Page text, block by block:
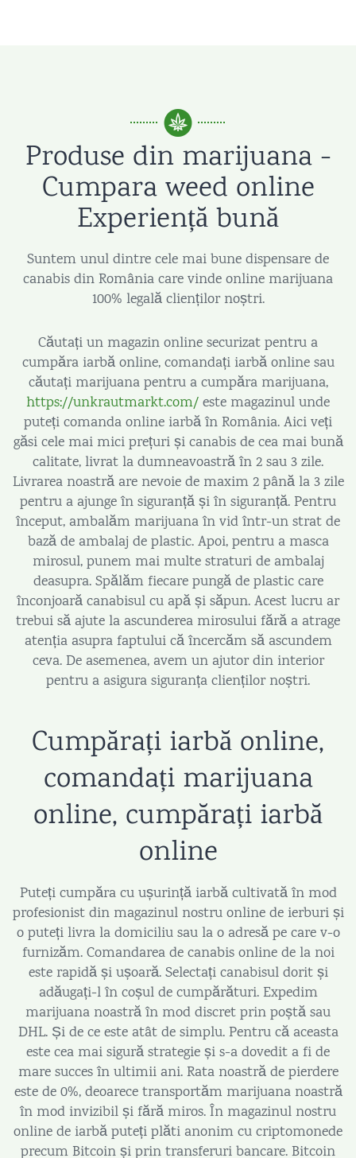
Produse din marijuana -
Cumpara weed online
Experiență bună
Suntem unul dintre cele mai bune dispensare de
canabis din România care vinde online marijuana
100% legală clienților noștri.
Căutați un magazin online securizat pentru a
cumpăra iarbă online, comandați iarbă online sau
căutați marijuana pentru a cumpăra marijuana,
https://unkrautmarkt.com/este magazinul unde
puteți comanda online iarbă în România. Aici veți
găsi cele mai mici prețuri și canabis de cea mai bună
calitate, livrat la dumneavoastră în 2 sau 3 zile.
Livrarea noastră are nevoie de maxim 2 până la 3 zile
pentru a ajunge în siguranță și în siguranță. Pentru
început, ambalăm marijuana în vid într-un strat de
bază de ambalaj de plastic. Apoi, pentru a masca
mirosul, punem mai multe straturi de ambalaj
deasupra. Spălăm fiecare pungă de plastic care
înconjoară canabisul cu apă și săpun. Acest lucru ar
trebui să ajute la ascunderea mirosului fără a atrage
atenția asupra faptului că încercăm să ascundem
ceva. De asemenea, avem un ajutor din interior
pentru a asigura siguranța clienților noștri.
Cumpărați iarbă online,
comandați marijuana
online, cumpărați iarbă
online
Puteți cumpăra cu ușurință iarbă cultivată în mod
profesionist din magazinul nostru online de ierburi și
o puteți livra la domiciliu sau la o adresă pe care v-o
furnizăm. Comandarea de canabis online de la noi
este rapidă și ușoară. Selectați canabisul dorit și
adăugați-l în coșul de cumpărături. Expedim
marijuana noastră în mod discret prin poștă sau
DHL. Și de ce este atât de simplu. Pentru că aceasta
este cea mai sigură strategie și s-a dovedit a fi de
mare succes în ultimii ani. Rata noastră de pierdere
este de 0%, deoarece transportăm marijuana noastră
în mod invizibil și fără miros. În magazinul nostru
online de iarbă puteți plăti anonim cu criptomonede
precum Bitcoin și prin transferuri bancare. Bitcoin